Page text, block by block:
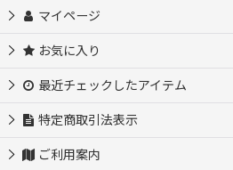
マイページ
お気に入り
最近チェックしたアイテム
特定商取引法表示
ご利用案内